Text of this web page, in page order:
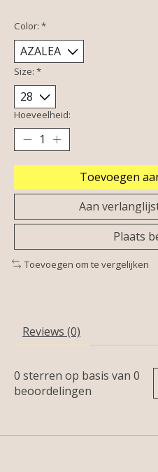
Color: *
Size: *
Hoeveelheid:
Toevoegen
Aan
Plaats
Toevoegen om te vergelijken
Reviews (0)
0 sterren op basis van 0
beoordelingen